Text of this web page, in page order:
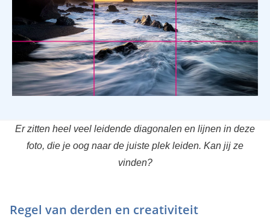
Er zitten heel veel leidende diagonalen en lijnen in deze
foto, die je oog naar de juiste plek leiden. Kan jij ze
vinden?
Regel van derden en creativiteit